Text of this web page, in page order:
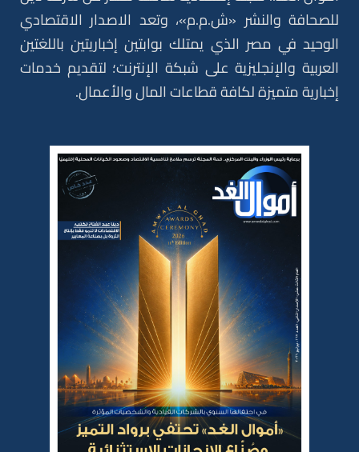
للصحافة والنشر «ش.م.م»، وتعد الاصدار الاقتصادي
الوحيد في مصر الذي يمتلك بوابتين إخباريتين باللغتين
العربية والإنجليزية على شبكة الإنترنت؛ لتقديم خدمات
إخبارية متميزة لكافة قطاعات المال والأعمال.